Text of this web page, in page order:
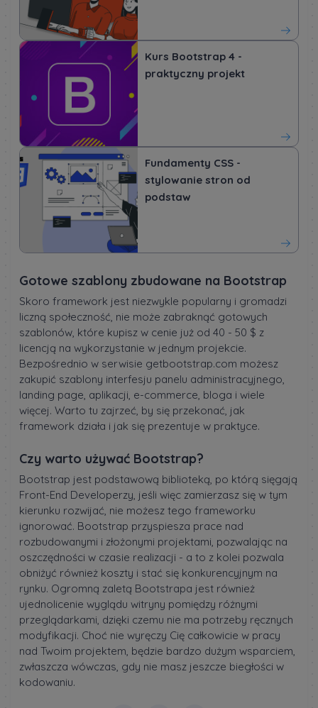
Kurs Bootstrap 4 -
praktyczny projekt
Fundamenty CSS -
stylowanie stron od
podstaw
Gotowe szablony zbudowane na Bootstrap
Skoro framework jest niezwykle popularny i gromadzi
liczną społeczność, nie może zabraknąć gotowych
szablonów, które kupisz w cenie już od 40 - 50 $ z
licencją na wykorzystanie w jednym projekcie.
Bezpośrednio w serwisie getbootstrap.com możesz
zakupić szablony interfesju panelu administracyjnego,
landing page, aplikacji, e-commerce, bloga i wiele
więcej. Warto tu zajrzeć, by się przekonać, jak
framework działa i jak się prezentuje w praktyce.
Czy warto używać Bootstrap?
Bootstrap jest podstawową biblioteką, po którą sięgają
Front-End Developerzy, jeśli więc zamierzasz się w tym
kierunku rozwijać, nie możesz tego frameworku
ignorować. Bootstrap przyspiesza prace nad
rozbudowanymi i złożonymi projektami, pozwalając na
oszczędności w czasie realizacji - a to z kolei pozwala
obniżyć również koszty i stać się konkurencyjnym na
rynku. Ogromną zaletą Bootstrapa jest również
ujednolicenie wyglądu witryny pomiędzy różnymi
przeglądarkami, dzięki czemu nie ma potrzeby ręcznych
modyfikacji. Choć nie wyręczy Cię całkowicie w pracy
nad Twoim projektem, będzie bardzo dużym wsparciem,
zwłaszcza wówczas, gdy nie masz jeszcze biegłości w
kodowaniu.